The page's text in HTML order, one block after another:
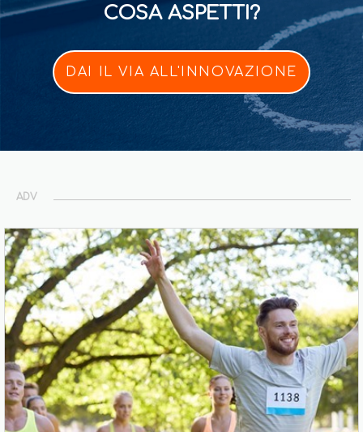
COSA ASPETTI?
DAI IL VIA ALL'INNOVAZIONE
ADV